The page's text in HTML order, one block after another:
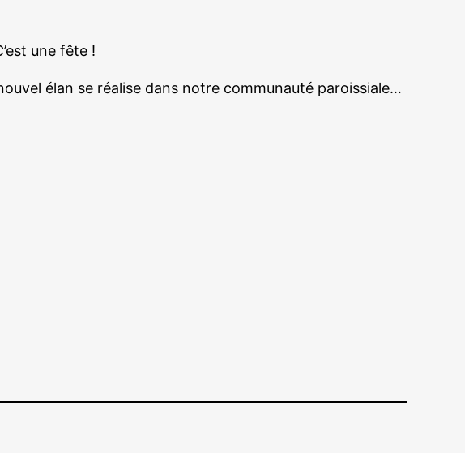
une fête !
élan se réalise dans notre communauté paroissiale…